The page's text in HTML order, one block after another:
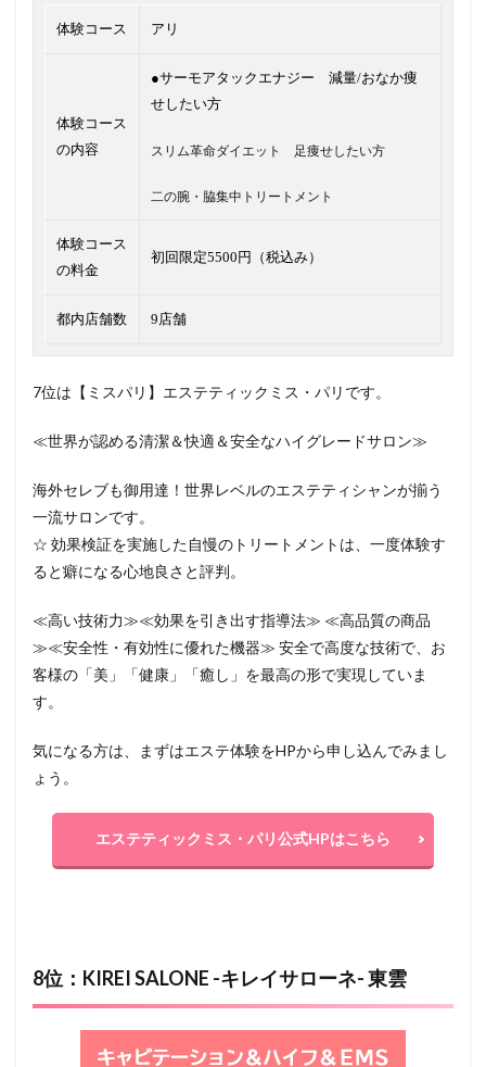
体験コース アリ
体験コース
の内容
●サーモアタックエナジー 減量/おなか痩
せしたい方
スリム革命ダイエット 足痩せしたい方
二の腕・脇集中トリートメント
体験コース
の料金
初回限定5500円（税込み）
都内店舗数 9店舗
7位は【ミスパリ】エステティックミス・パリです。
≪世界が認める清潔＆快適＆安全なハイグレードサロン≫
海外セレブも御用達！世界レベルのエステティシャンが揃う
一流サロンです。
☆ 効果検証を実施した自慢のトリートメントは、一度体験す
ると癖になる心地良さと評判。
≪高い技術力≫≪効果を引き出す指導法≫ ≪高品質の商品
≫≪安全性・有効性に優れた機器≫ 安全で高度な技術で、お
客様の「美」「健康」「癒し」を最高の形で実現していま
す。
気になる方は、まずはエステ体験をHPから申し込んでみまし
ょう。
エステティックミス・パリ公式HPはこちら
8位：KIREI SALONE -キレイサローネ- 東雲